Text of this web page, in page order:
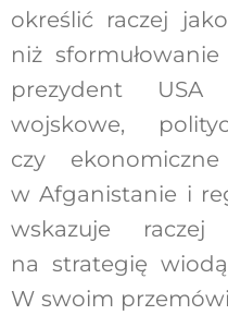
określić raczej
niż
prezydent USA
wojskowe,
czy
w Afganistanie i
wskazuje
na strategię
W swoim